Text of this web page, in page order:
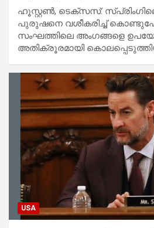
ഹൂസ്റ്റൺ, ടെക്സസ്:
പുരുഷനെ വശീകരിച്ച്
സംഘത്തിലെ അംഗങ്ങളെ
അതിക്രൂരമായി
USA